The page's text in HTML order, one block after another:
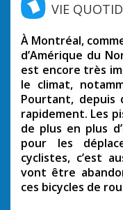
VIE
À Montréal,
d’Amérique du
est encore très
le climat,
Pourtant, depuis
rapidement. Les
de plus en plus
pour les
cyclistes, c’est
vont être
ces bicycles de